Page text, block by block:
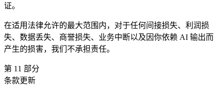
证。
在适用法律允许的最大范围内，对于任何间接损失、利润损
失、数据丢失、商誉损失、业务中断以及因你依赖 AI 输出而
产生的损害，我们不承担责任。
第 11 部分
条款更新